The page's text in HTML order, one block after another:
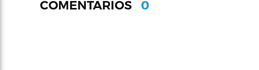
COMENTARIOS 0